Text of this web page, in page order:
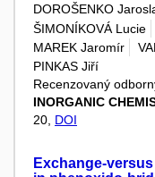
DOROŠENKO
ŠIMONÍKOVÁ Lucie
MAREK Jaromír
PINKAS Jiří
Recenzovaný
INORGANIC
20, DOI
Exchange-